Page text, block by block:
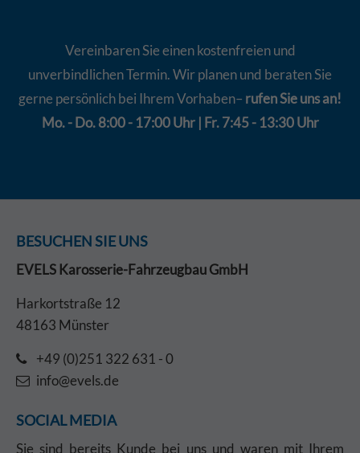
Vereinbaren Sie einen kostenfreien und
unverbindlichen Termin. Wir planen und beraten Sie
gerne persönlich bei Ihrem Vorhaben– rufen Sie uns an!
Mo. - Do. 8:00 - 17:00 Uhr | Fr. 7:45 - 13:30 Uhr
BESUCHEN SIE UNS
EVELS Karosserie-Fahrzeugbau GmbH
Harkortstraße 12
48163 Münster
+49 (0)251 322 631 - 0
info@evels.de
SOCIAL MEDIA
Sie sind bereits Kunde bei uns und waren mit Ihrem